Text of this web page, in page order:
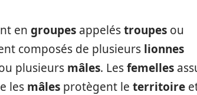
en groupes appeléstroupes ou
composés de plusieurs lionnes
plusieurs mâles. Lesfemelles
les mâles protègent le territoire